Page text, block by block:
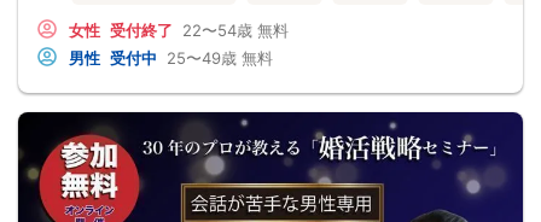
女性 受付終了 22〜54歳 無料
男性 受付中 25〜49歳 無料